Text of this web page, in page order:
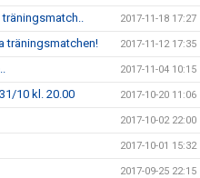
2017-11-18 17:27
träningsmatchen! 2017-11-12 17:35
2017-11-04 10:15
10 kl. 20.00 2017-10-20 11:06
2017-10-02 22:00
2017-10-01 15:32
2017-09-25 22:15